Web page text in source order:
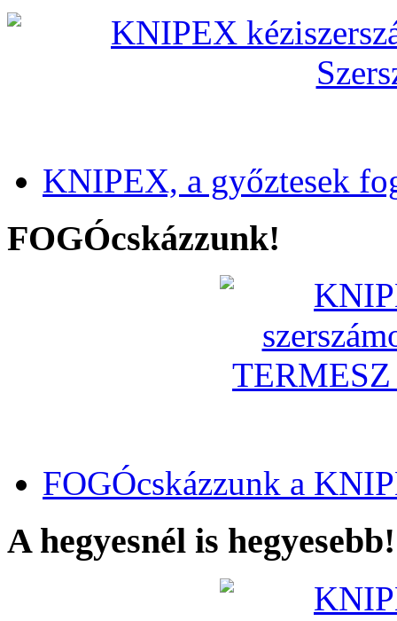
KNIPEX, a győztesek
FOGÓcskázzunk!
FOGÓcskázzunk a
A hegyesnél is hegyesebb!